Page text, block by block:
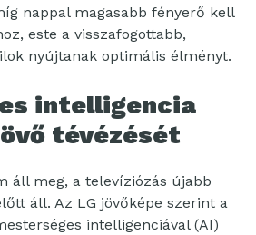
nappal magasabb fényerő kell
este a visszafogottabb,
nyújtanak optimális élményt.
intelligencia
tévézését
áll meg, a televíziózás újabb
áll. Az LG jövőképe szerint a
intelligenciával (AI)